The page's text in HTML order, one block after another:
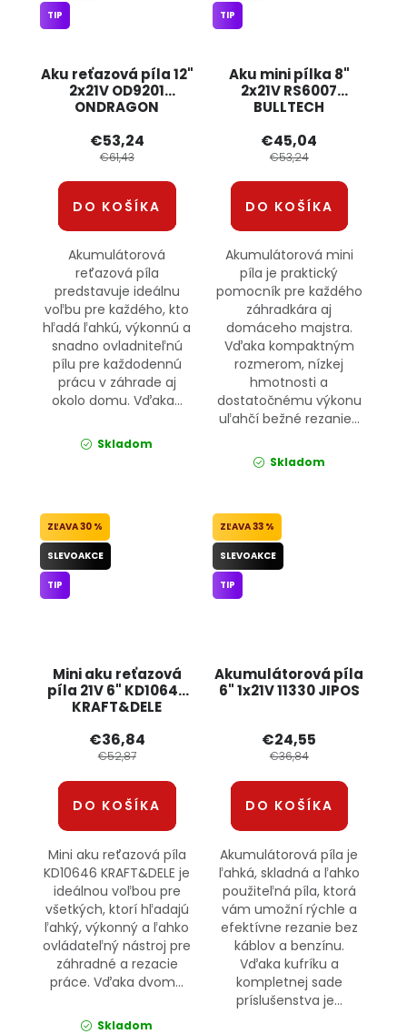
Aku reťazová píla 12"
2x21V OD9201
ONDRAGON
TIP
€53,24
€61,43
DO KOŠÍKA
Akumulátorová
reťazová píla
predstavuje ideálnu
voľbu pre každého, kto
hľadá ľahkú, výkonnú a
snadno ovladniteľnú
pílu pre každodennú
prácu v záhrade aj
okolo domu. Vďaka...
Skladom
Aku mini pílka 8"
2x21V RS6007
BULLTECH
TIP
€45,04
€53,24
DO KOŠÍKA
Akumulátorová mini
píla je praktický
pomocník pre každého
záhradkára aj
domáceho majstra.
Vďaka kompaktným
rozmerom, nízkej
hmotnosti a
dostatočnému výkonu
uľahčí bežné rezanie...
Skladom
Mini aku reťazová
píla 21V 6" KD10646
KRAFT&DELE
30 %
SLEVOAKCE
TIP
€36,84
€52,87
DO KOŠÍKA
Mini aku reťazová píla
KD10646 KRAFT&DELE je
ideálnou voľbou pre
všetkých, ktorí hľadajú
ľahký, výkonný a ľahko
ovládateľný nástroj pre
záhradné a rezacie
práce. Vďaka dvom...
Skladom
Akumulátorová píla
6" 1x21V 11330 JIPOS
33 %
SLEVOAKCE
TIP
€24,55
€36,84
DO KOŠÍKA
Akumulátorová píla je
ľahká, skladná a ľahko
použiteľná píla, ktorá
vám umožní rýchle a
efektívne rezanie bez
káblov a benzínu.
Vďaka kufríku a
kompletnej sade
príslušenstva je...